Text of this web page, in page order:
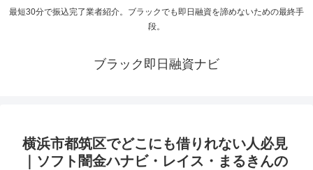
最短30分で振込完了業者紹介。ブラックでも即日融資を諦めないための最終手
段。
ブラック即日融資ナビ
横浜市都筑区でどこにも借りれない人必見
｜ソフト闇金ハナビ・レイス・まるきんの